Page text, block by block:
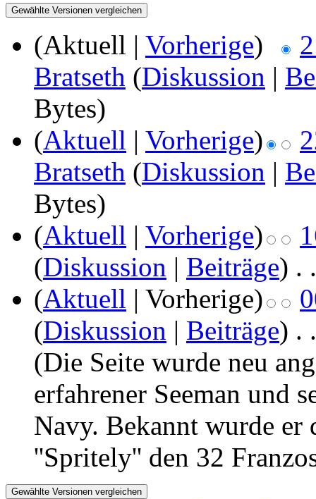
(Aktuell | Vorherige)
Bratseth (Diskussion |
Bytes)
(Aktuell | Vorherige)
Bratseth (Diskussion |
Bytes)
(Aktuell | Vorherige)
(Diskussion | Beiträge) . .
(Aktuell | Vorherige)
(Diskussion | Beiträge) . .
(Die Seite wurde neu
erfahrener Seeman und
Navy. Bekannt wurde er
''Spritely'' den 32